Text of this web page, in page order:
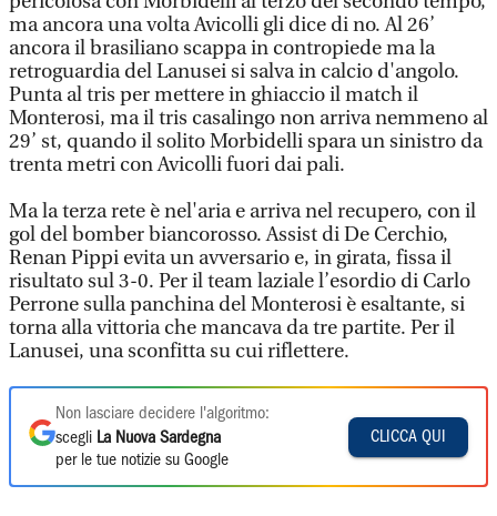
ma ancora una volta Avicolli gli dice di no. Al 26’
ancora il brasiliano scappa in contropiede ma la
retroguardia del Lanusei si salva in calcio d'angolo.
Punta al tris per mettere in ghiaccio il match il
Monterosi, ma il tris casalingo non arriva nemmeno al
29’ st, quando il solito Morbidelli spara un sinistro da
trenta metri con Avicolli fuori dai pali.
Ma la terza rete è nel'aria e arriva nel recupero, con il
gol del bomber biancorosso. Assist di De Cerchio,
Renan Pippi evita un avversario e, in girata, fissa il
risultato sul 3-0. Per il team laziale l’esordio di Carlo
Perrone sulla panchina del Monterosi è esaltante, si
torna alla vittoria che mancava da tre partite. Per il
Lanusei, una sconfitta su cui riflettere.
Non lasciare decidere l'algoritmo:
scegli La Nuova Sardegna
per le tue notizie su Google
CLICCA QUI